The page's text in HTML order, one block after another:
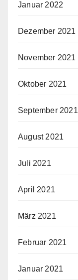
Januar 2022
Dezember 2021
November 2021
Oktober 2021
September 2021
August 2021
Juli 2021
April 2021
März 2021
Februar 2021
Januar 2021